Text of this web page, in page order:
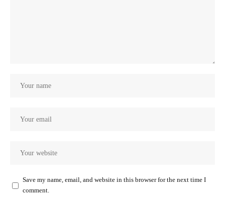
Save my name, email, and website in this browser for the next time I
comment.